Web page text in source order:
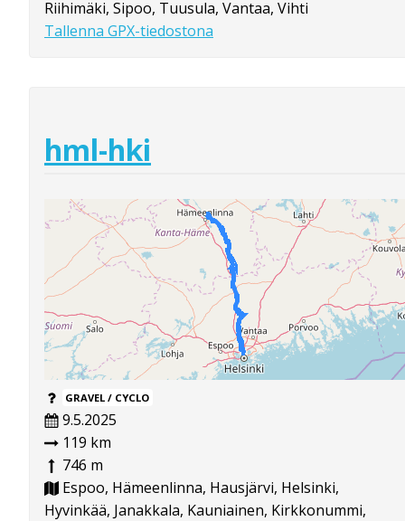
Riihimäki, Sipoo, Tuusula, Vantaa, Vihti
Tallenna GPX-tiedostona
hml-hki
GRAVEL / CYCLO
9.5.2025
119 km
746 m
Espoo, Hämeenlinna, Hausjärvi, Helsinki,
Hyvinkää, Janakkala, Kauniainen, Kirkkonummi,